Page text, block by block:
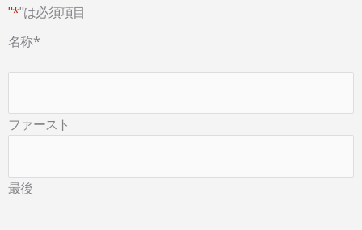
"*"は必須項目
名称*
ファースト
最後